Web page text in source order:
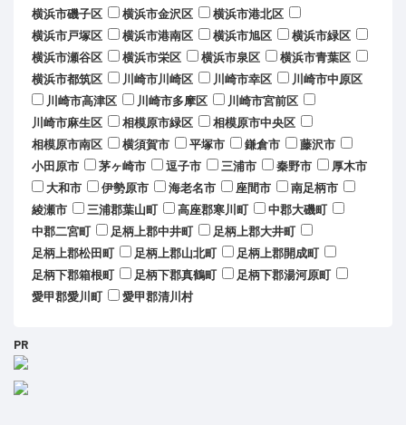
横浜市磯子区
横浜市金沢区
横浜市港北区
横浜市戸塚区
横浜市港南区 横浜市旭区
横浜市緑区
横浜市瀬谷区
横浜市栄区 横浜市泉区
横浜市青葉区
横浜市都筑区
川崎市川崎区 川崎市幸区
川崎市中原区
川崎市高津区
川崎市多摩区
川崎市宮前区
川崎市麻生区
相模原市緑区
相模原市中央区
相模原市南区
横須賀市 平塚市 鎌倉市
藤沢市
小田原市
茅ヶ崎市 逗子市 三浦市 秦野市
厚木市
大和市
伊勢原市 海老名市 座間市
南足柄市
綾瀬市
三浦郡葉山町 高座郡寒川町
中郡大磯町
中郡二宮町
足柄上郡中井町
足柄上郡大井町
足柄上郡松田町
足柄上郡山北町
足柄上郡開成町
足柄下郡箱根町
足柄下郡真鶴町
足柄下郡湯河原町
愛甲郡愛川町
愛甲郡清川村
PR